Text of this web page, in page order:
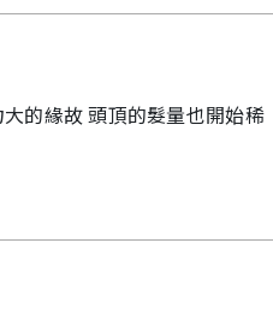
的緣故 頭頂的髮量也開始稀